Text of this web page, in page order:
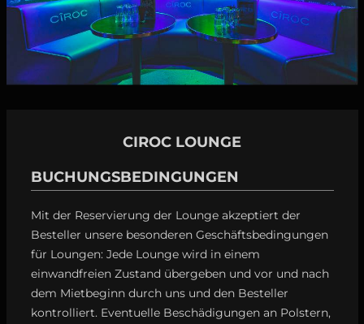
CIROC LOUNGE
BUCHUNGSBEDINGUNGEN
Mit der Reservierung der Lounge akzeptiert der
Besteller unsere besonderen Geschäftsbedingungen
für Loungen: Jede Lounge wird in einem
einwandfreien Zustand übergeben und vor und nach
dem Mietbeginn durch uns und den Besteller
kontrolliert. Eventuelle Beschädigungen an Polstern,